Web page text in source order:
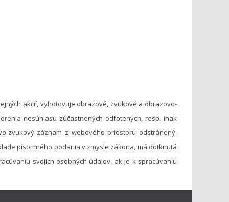
akcií, vyhotovuje obrazové, zvukové a obrazovo-
nesúhlasu zúčastnených odfotených, resp. inak
zvukový záznam z webového priestoru odstránený.
písomného podania v zmysle zákona, má dotknutá
svojich osobných údajov, ak je k spracúvaniu